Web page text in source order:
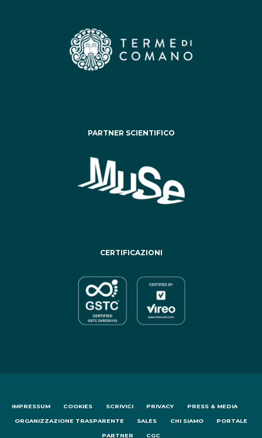
PARTNER SCIENTIFICO
CERTIFICAZIONI
IMPRESSUM COOKIES SCRIVICI PRIVACY PRESS & MEDIA
ORGANIZZAZIONE TRASPARENTE SALES CHI SIAMO PORTALE
PARTNER CGC